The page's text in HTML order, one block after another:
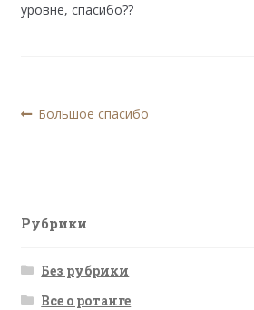
уровне, спасибо??
Навигация
Предыдущая
Большое спасибо
Рубрики
Без рубрики
Все о ротанге